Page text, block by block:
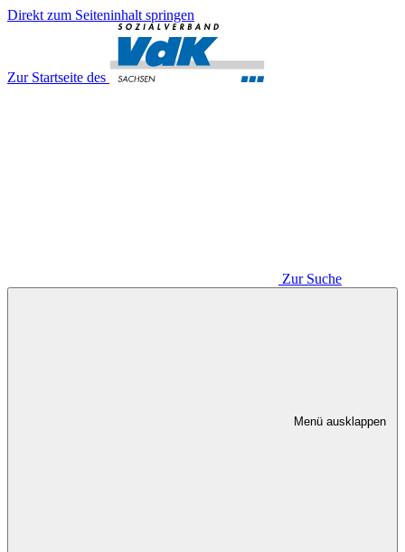
Direkt zum Seiteninhalt springen
Zur Startseite des
Zur Suche
Menü ausklappen